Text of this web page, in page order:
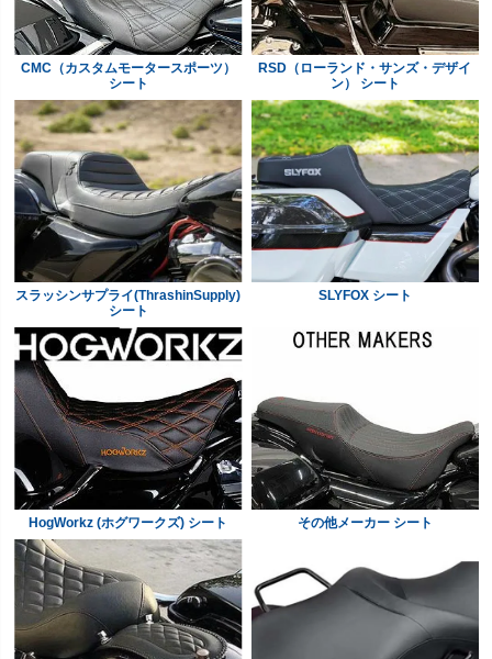
CMC（カスタムモータースポーツ）
シート
RSD（ローランド・サンズ・デザイ
ン） シート
スラッシンサプライ(ThrashinSupply)
シート
SLYFOX シート
HogWorkz (ホグワークズ) シート その他メーカー シート